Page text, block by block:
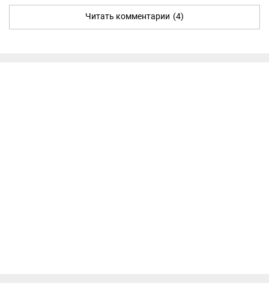
Читать комментарии (4)